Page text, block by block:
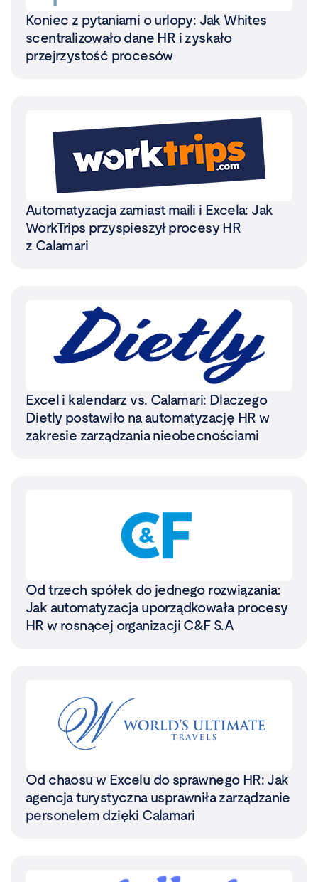
Koniec z pytaniami o urlopy: Jak Whites
scentralizowało dane HR i zyskało
przejrzystość procesów
Automatyzacja zamiast maili i Excela: Jak
WorkTrips przyspieszył procesy HR
z Calamari
Excel i kalendarz vs. Calamari: Dlaczego
Dietly postawiło na automatyzację HR w
zakresie zarządzania nieobecnościami
Od trzech spółek do jednego rozwiązania:
Jak automatyzacja uporządkowała procesy
HR w rosnącej organizacji C&F S.A
Od chaosu w Excelu do sprawnego HR: Jak
agencja turystyczna usprawniła zarządzanie
personelem dzięki Calamari